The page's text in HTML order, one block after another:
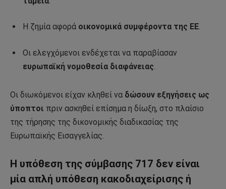
Η ζημία αφορά οικονομικά συμφέροντα της ΕΕ.
Οι ελεγχόμενοι ενδέχεται να παραβίασαν
ευρωπαϊκή νομοθεσία διαφάνειας.
Οι διωκόμενοι είχαν κληθεί να δώσουν εξηγήσεις ως
ύποπτοι πριν ασκηθεί επίσημα η δίωξη, στο πλαίσιο
της τήρησης της δικονομικής διαδικασίας της
Ευρωπαϊκής Εισαγγελίας.
Η υπόθεση της σύμβασης 717 δεν είναι
μία απλή υπόθεση κακοδιαχείρισης ή